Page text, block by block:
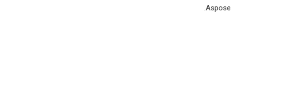
Aspose.